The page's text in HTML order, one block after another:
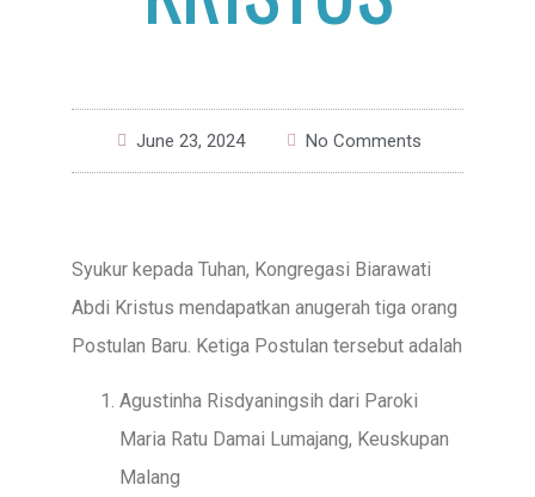
June 23, 2024 No Comments
Syukur kepada Tuhan, Kongregasi Biarawati
Abdi Kristus mendapatkan anugerah tiga orang
Postulan Baru. Ketiga Postulan tersebut adalah
Agustinha Risdyaningsih dari Paroki
Maria Ratu Damai Lumajang, Keuskupan
Malang